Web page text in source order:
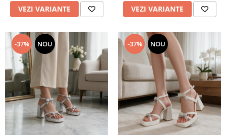
VEZI VARIANTE VEZI VARIANTE
-37% NOU -37% NOU